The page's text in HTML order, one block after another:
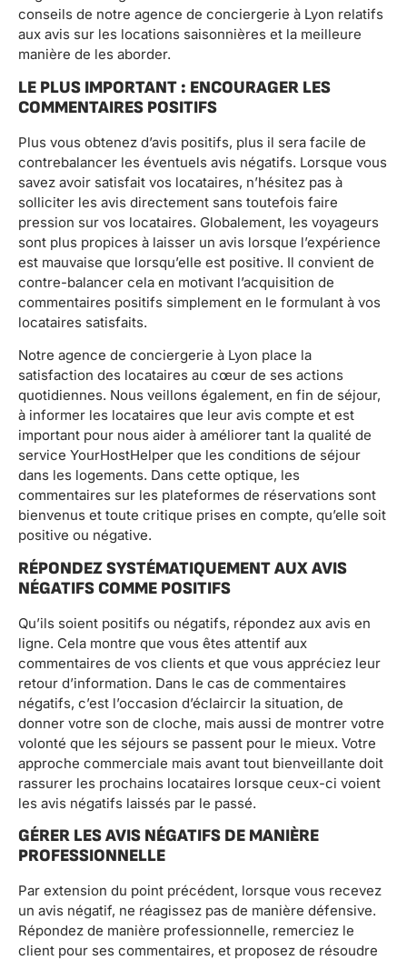
conseils de notre agence de conciergerie à Lyon relatifs
aux avis sur les locations saisonnières et la meilleure
manière de les aborder.
LE PLUS IMPORTANT : ENCOURAGER LES
COMMENTAIRES POSITIFS
Plus vous obtenez d’avis positifs, plus il sera facile de
contrebalancer les éventuels avis négatifs. Lorsque vous
savez avoir satisfait vos locataires, n’hésitez pas à
solliciter les avis directement sans toutefois faire
pression sur vos locataires. Globalement, les voyageurs
sont plus propices à laisser un avis lorsque l’expérience
est mauvaise que lorsqu’elle est positive. Il convient de
contre-balancer cela en motivant l’acquisition de
commentaires positifs simplement en le formulant à vos
locataires satisfaits.
Notre agence de conciergerie à Lyon place la
satisfaction des locataires au cœur de ses actions
quotidiennes. Nous veillons également, en fin de séjour,
à informer les locataires que leur avis compte et est
important pour nous aider à améliorer tant la qualité de
service YourHostHelper que les conditions de séjour
dans les logements. Dans cette optique, les
commentaires sur les plateformes de réservations sont
bienvenus et toute critique prises en compte, qu’elle soit
positive ou négative.
RÉPONDEZ SYSTÉMATIQUEMENT AUX AVIS
NÉGATIFS COMME POSITIFS
Qu’ils soient positifs ou négatifs, répondez aux avis en
ligne. Cela montre que vous êtes attentif aux
commentaires de vos clients et que vous appréciez leur
retour d’information. Dans le cas de commentaires
négatifs, c’est l’occasion d’éclaircir la situation, de
donner votre son de cloche, mais aussi de montrer votre
volonté que les séjours se passent pour le mieux. Votre
approche commerciale mais avant tout bienveillante doit
rassurer les prochains locataires lorsque ceux-ci voient
les avis négatifs laissés par le passé.
GÉRER LES AVIS NÉGATIFS DE MANIÈRE
PROFESSIONNELLE
Par extension du point précédent, lorsque vous recevez
un avis négatif, ne réagissez pas de manière défensive.
Répondez de manière professionnelle, remerciez le
client pour ses commentaires, et proposez de résoudre